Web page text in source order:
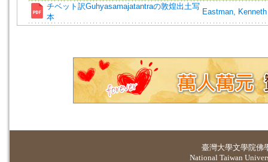
チベット訳Guhyasamajatantraの敦煌出土写
本
Eastman,
臺灣大學文學院佛
National Taiwan